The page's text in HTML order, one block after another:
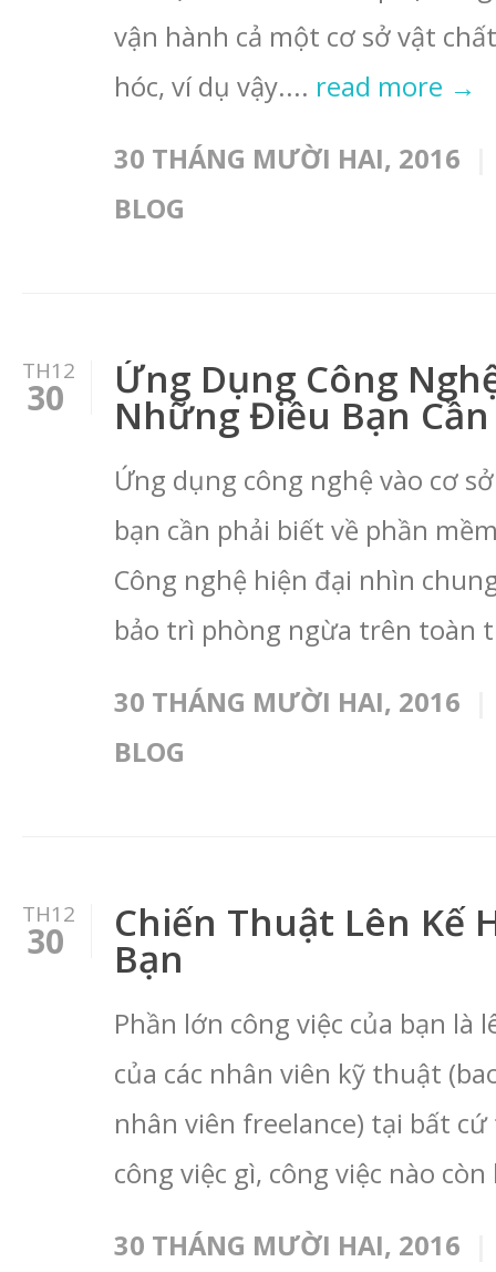
vận hành cả một cơ sở vật
hóc, ví dụ vậy.... read more →
30 THÁNG MƯỜI HAI, 2016
BLOG
TH12
30 Ứng Dụng Công
Những Điều Bạn
Ứng dụng công nghệ vào cơ
bạn cần phải biết về phần
Công nghệ hiện đại nhìn
bảo trì phòng ngừa trên toàn
30 THÁNG MƯỜI HAI, 2016
BLOG
TH12
30 Chiến Thuật Lên Kế
Bạn
Phần lớn công việc của bạn
của các nhân viên kỹ thuật
nhân viên freelance) tại bất
công việc gì, công việc nào
30 THÁNG MƯỜI HAI, 2016